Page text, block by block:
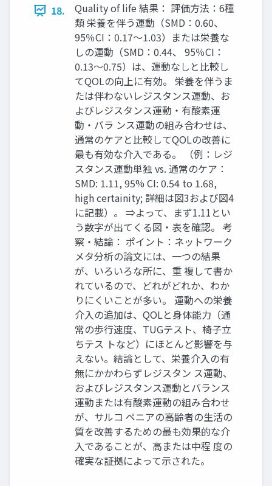
18.
Quality of life 結果： 評価方法：6種
類 栄養を伴う運動（SMD：0.60、
95％CI：0.17～1.03）または栄養な
しの運動（SMD：0.44、 95％CI：
0.13～0.75）は、運動なしと比較し
てQOLの向上に有効。 栄養を伴うま
たは伴わないレジスタンス運動、お
よびレジスタンス運動・有酸素運
動・バラ ンス運動の組み合わせは、
通常のケアと比較してQOLの改善に
最も有効な介入である。 （例：レジ
スタンス運動単独 vs. 通常のケア：
SMD: 1.11, 95% CI: 0.54 to 1.68,
high certainity; 詳細は図3および図4
に記載）。 ⇒よって、まず1.11とい
う数字が出てくる図・表を確認。 考
察・結論： ポイント：ネットワーク
メタ分析の論文には、一つの結果
が、いろいろな所に、重 複して書か
れているので、どれがどれか、わか
りにくいことが多い。 運動への栄養
介入の追加は、QOLと身体能力（通
常の歩行速度、TUGテスト、椅子立
ちテス トなど）にほとんど影響を与
えない。結論として、栄養介入の有
無にかかわらずレジスタン ス運動、
およびレジスタンス運動とバランス
運動または有酸素運動の組み合わせ
が、サルコ ペニアの高齢者の生活の
質を改善するための最も効果的な介
入であることが、高または中程 度の
確実な証拠によって示された。